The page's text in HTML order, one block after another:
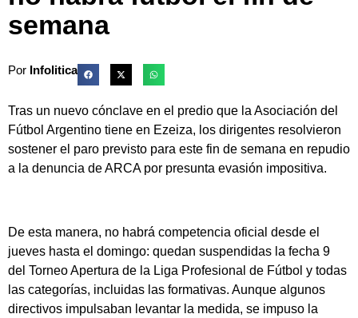
semana
Por Infolitica
Tras un nuevo cónclave en el predio que la Asociación del
Fútbol Argentino tiene en Ezeiza, los dirigentes resolvieron
sostener el paro previsto para este fin de semana en repudio
a la denuncia de ARCA por presunta evasión impositiva.
De esta manera, no habrá competencia oficial desde el
jueves hasta el domingo: quedan suspendidas la fecha 9
del Torneo Apertura de la Liga Profesional de Fútbol y todas
las categorías, incluidas las formativas. Aunque algunos
directivos impulsaban levantar la medida, se impuso la